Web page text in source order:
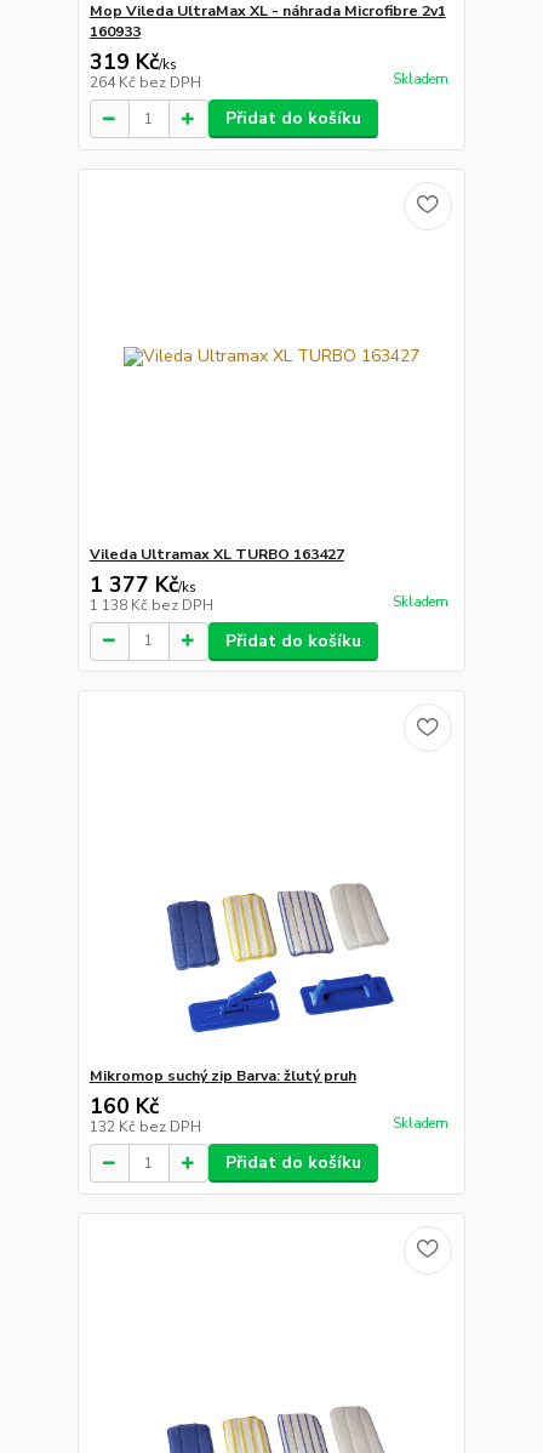
Mop Vileda UltraMax XL - náhrada Microfibre 2v1
160933
319 Kč/ks
264 Kč bez DPH Skladem
Přidat do košíku
Vileda Ultramax XL TURBO 163427
1 377 Kč/ks
1 138 Kč bez DPH Skladem
Přidat do košíku
Mikromop suchý zip Barva: žlutý pruh
160 Kč
132 Kč bez DPH Skladem
Přidat do košíku